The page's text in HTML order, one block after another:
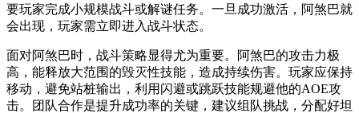
要玩家完成小规模战斗或解谜任务。一旦成功激活，阿煞巴就
会出现，玩家需立即进入战斗状态。
面对阿煞巴时，战斗策略显得尤为重要。阿煞巴的攻击力极
高，能释放大范围的毁灭性技能，造成持续伤害。玩家应保持
移动，避免站桩输出，利用闪避或跳跃技能规避他的AOE攻
击。团队合作是提升成功率的关键，建议组队挑战，分配好坦